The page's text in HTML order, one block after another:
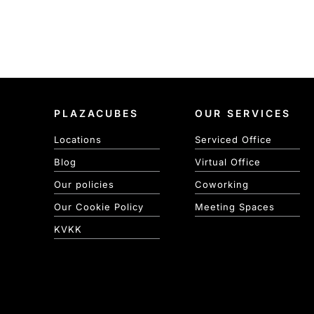
PLAZACUBES
Locations
Blog
Our policies
Our Cookie Policy
KVKK
OUR SERVICES
Serviced Office
Virtual Office
Coworking
Meeting Spaces